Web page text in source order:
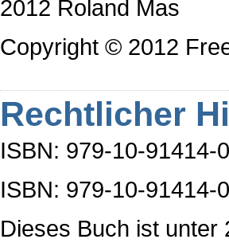
2012 Roland Mas
Copyright © 2012
Rechtlicher
ISBN: 979-10-91414-
ISBN: 979-10-91414-
Dieses Buch ist unter